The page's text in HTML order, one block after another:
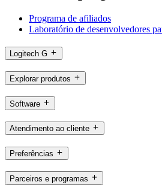
Programa de afiliados
Laboratório de desenvolvedores
Logitech G
Explorar produtos
Software
Atendimento ao cliente
Preferências
Parceiros e programas